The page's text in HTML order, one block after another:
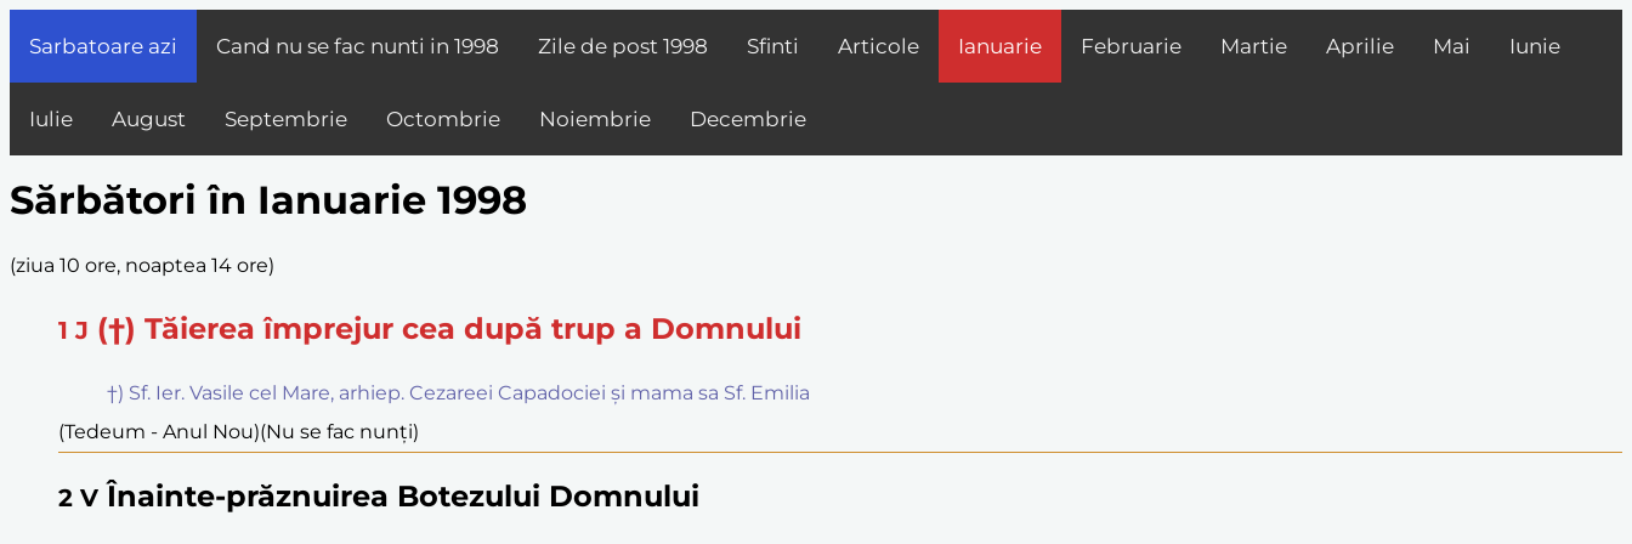
Sarbatoare azi Cand nu se fac nunti in 1998 Zile de post 1998 Sfinti Articole Ianuarie Februarie Martie Aprilie Mai Iunie
Iulie August Septembrie Octombrie Noiembrie Decembrie
Sărbători în Ianuarie 1998
(ziua 10 ore, noaptea 14 ore)
1 J (†) Tăierea împrejur cea după trup a Domnului
†) Sf. Ier. Vasile cel Mare, arhiep. Cezareei Capadociei și mama sa Sf. Emilia
(Tedeum - Anul Nou)(Nu se fac nunți)
2 V Înainte-prăznuirea Botezului Domnului